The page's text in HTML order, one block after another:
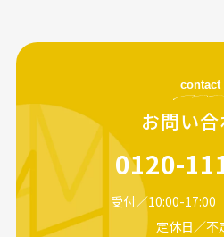
contact
お問い合
0120-
受付／10:00-17:00
定休日／不